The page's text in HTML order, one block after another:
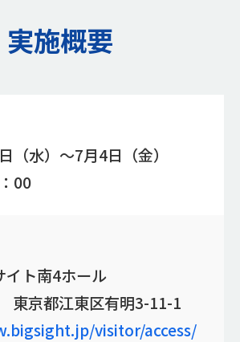
実施概要
（水）～7月4日（金）
00
イト南4ホール
京都江東区有明3-11-1
visitor/access/